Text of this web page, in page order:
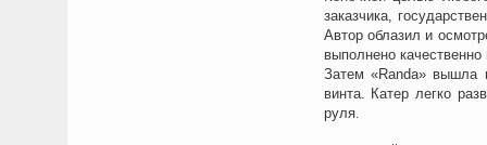
заказчика,
Автор облазил и
выполнено
Затем «Randa» вышла
винта. Катер легко
руля.